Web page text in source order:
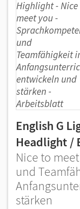
English G
Headlight /
Nice to
und
stärken